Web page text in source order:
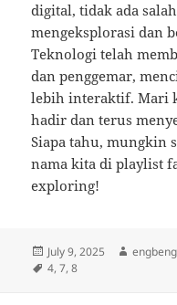
digital, tidak ada
mengeksplorasi dan
Teknologi telah
dan penggemar,
lebih interaktif. Mari
hadir dan terus
Siapa tahu, mungkin
nama kita di playlist
exploring!
Posted
on
July 9, 2025 Author
Tags
4,7,8